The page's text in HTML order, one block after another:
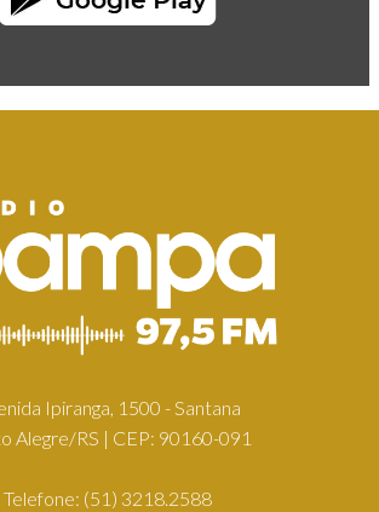
Ipiranga, 1500 - Santana
Alegre/RS | CEP: 90160-091
Telefone: (51) 3218.2588